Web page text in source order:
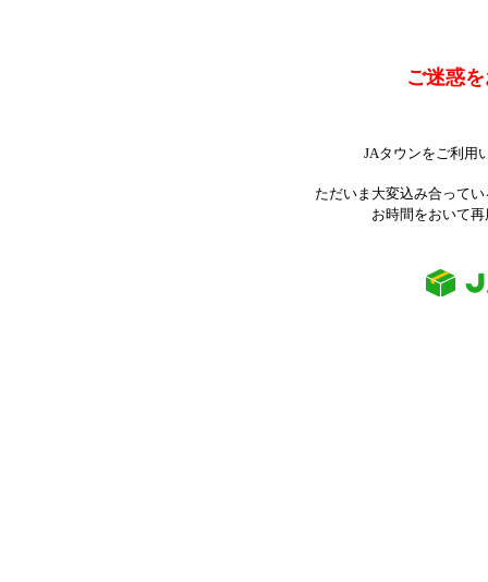
ご迷惑
JAタウンをご利用
ただいま大変込み合って
お時間をおいて